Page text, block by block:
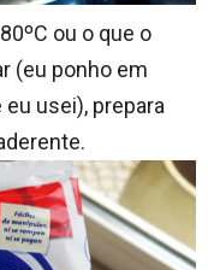
ou o que o
(eu ponho em
usei), prepara